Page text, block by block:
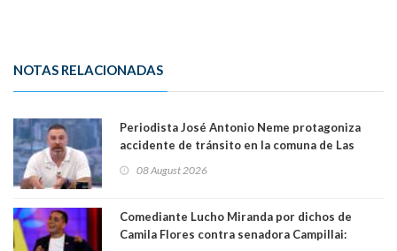
NOTAS RELACIONADAS
Periodista José Antonio Neme protagoniza
accidente de tránsito en la comuna de Las
08 August 2026
Comediante Lucho Miranda por dichos de
Camila Flores contra senadora Campillai: